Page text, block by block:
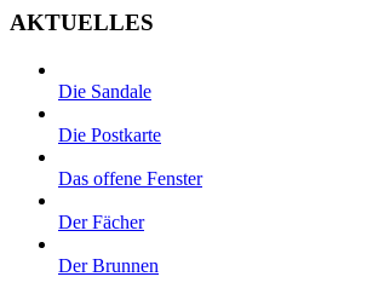
AKTUELLES
Die Sandale
Die Postkarte
Das offene Fenster
Der Fächer
Der Brunnen